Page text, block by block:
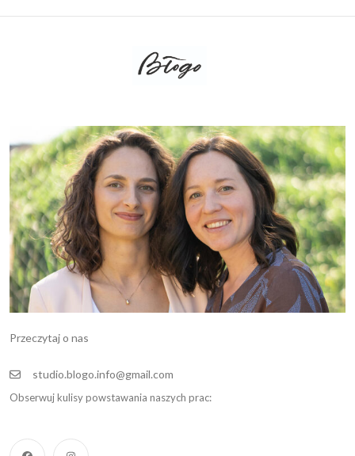
Przeczytaj o nas
studio.blogo.info@gmail.com
Obserwuj kulisy powstawania naszych prac: